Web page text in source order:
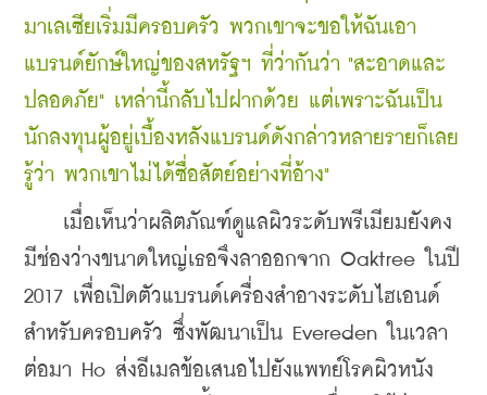
มาเลเซียเริ่มมีครอบครัว พวกเขาจะขอให้ฉันเอา
แบรนด์ยักษ์ใหญ่ของสหรัฐฯ ที่ว่ากันว่า "สะอาดและ
ปลอดภัย" เหล่านี้กลับไปฝากด้วย แต่เพราะฉันเป็น
นักลงทุนผู้อยู่เบื้องหลังแบรนด์ดังกล่าวหลายรายก็เลย
รู้ว่า พวกเขาไม่ได้ซื่อสัตย์อย่างที่อ้าง"
เมื่อเห็นว่าผลิตภัณฑ์ดูแลผิวระดับพรีเมียมยังคง
มีช่องว่างขนาดใหญ่เธอจึงลาออกจาก Oaktree ในปี
2017 เพื่อเปิดตัวแบรนด์เครื่องสำอางระดับไฮเอนด์
สำหรับครอบครัว ซึ่งพัฒนาเป็น Evereden ในเวลา
ต่อมา Ho ส่งอีเมลข้อเสนอไปยังแพทย์โรคผิวหนัง